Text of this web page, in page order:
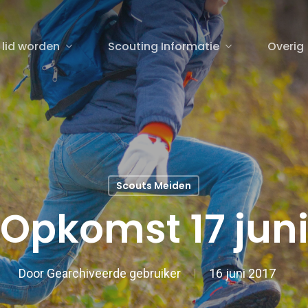
lid worden Scouting Informatie Overig
Scouts Meiden
Opkomst 17 juni
DoorGearchiveerde gebruiker 16 juni 2017